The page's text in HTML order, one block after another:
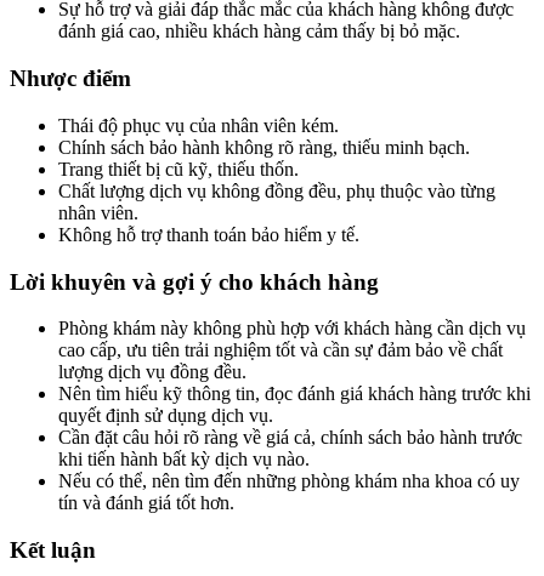
Sự hỗ trợ và giải đáp thắc mắc của khách hàng không được
đánh giá cao, nhiều khách hàng cảm thấy bị bỏ mặc.
Nhược điểm
Thái độ phục vụ của nhân viên kém.
Chính sách bảo hành không rõ ràng, thiếu minh bạch.
Trang thiết bị cũ kỹ, thiếu thốn.
Chất lượng dịch vụ không đồng đều, phụ thuộc vào từng
nhân viên.
Không hỗ trợ thanh toán bảo hiểm y tế.
Lời khuyên và gợi ý cho khách hàng
Phòng khám này không phù hợp với khách hàng cần dịch vụ
cao cấp, ưu tiên trải nghiệm tốt và cần sự đảm bảo về chất
lượng dịch vụ đồng đều.
Nên tìm hiểu kỹ thông tin, đọc đánh giá khách hàng trước khi
quyết định sử dụng dịch vụ.
Cần đặt câu hỏi rõ ràng về giá cả, chính sách bảo hành trước
khi tiến hành bất kỳ dịch vụ nào.
Nếu có thể, nên tìm đến những phòng khám nha khoa có uy
tín và đánh giá tốt hơn.
Kết luận